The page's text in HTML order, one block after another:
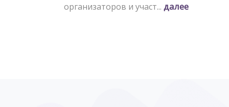
организаторов и участ... далее